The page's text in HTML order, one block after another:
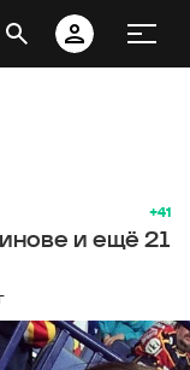
+41
и ещё 21